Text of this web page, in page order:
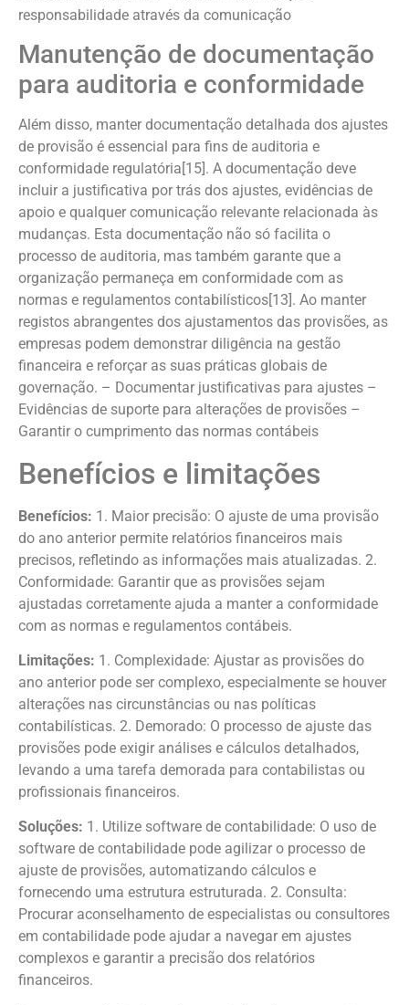
responsabilidade através da comunicação
Manutenção de documentação
para auditoria e conformidade
Além disso, manter documentação detalhada dos ajustes
de provisão é essencial para fins de auditoria e
conformidade regulatória[15]. A documentação deve
incluir a justificativa por trás dos ajustes, evidências de
apoio e qualquer comunicação relevante relacionada às
mudanças. Esta documentação não só facilita o
processo de auditoria, mas também garante que a
organização permaneça em conformidade com as
normas e regulamentos contabilísticos[13]. Ao manter
registos abrangentes dos ajustamentos das provisões, as
empresas podem demonstrar diligência na gestão
financeira e reforçar as suas práticas globais de
governação. – Documentar justificativas para ajustes –
Evidências de suporte para alterações de provisões –
Garantir o cumprimento das normas contábeis
Benefícios e limitações
Benefícios: 1. Maior precisão: O ajuste de uma provisão
do ano anterior permite relatórios financeiros mais
precisos, refletindo as informações mais atualizadas. 2.
Conformidade: Garantir que as provisões sejam
ajustadas corretamente ajuda a manter a conformidade
com as normas e regulamentos contábeis.
Limitações: 1. Complexidade: Ajustar as provisões do
ano anterior pode ser complexo, especialmente se houver
alterações nas circunstâncias ou nas políticas
contabilísticas. 2. Demorado: O processo de ajuste das
provisões pode exigir análises e cálculos detalhados,
levando a uma tarefa demorada para contabilistas ou
profissionais financeiros.
Soluções: 1. Utilize software de contabilidade: O uso de
software de contabilidade pode agilizar o processo de
ajuste de provisões, automatizando cálculos e
fornecendo uma estrutura estruturada. 2. Consulta:
Procurar aconselhamento de especialistas ou consultores
em contabilidade pode ajudar a navegar em ajustes
complexos e garantir a precisão dos relatórios
financeiros.